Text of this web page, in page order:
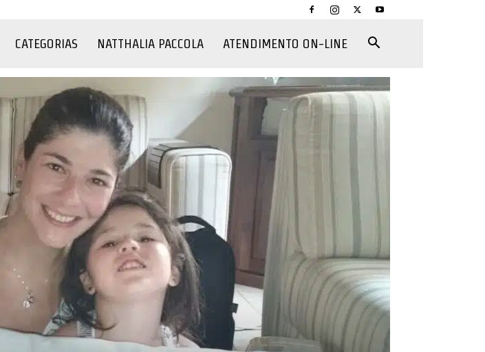
CATEGORIAS NATTHALIA PACCOLA ATENDIMENTO ON-LINE